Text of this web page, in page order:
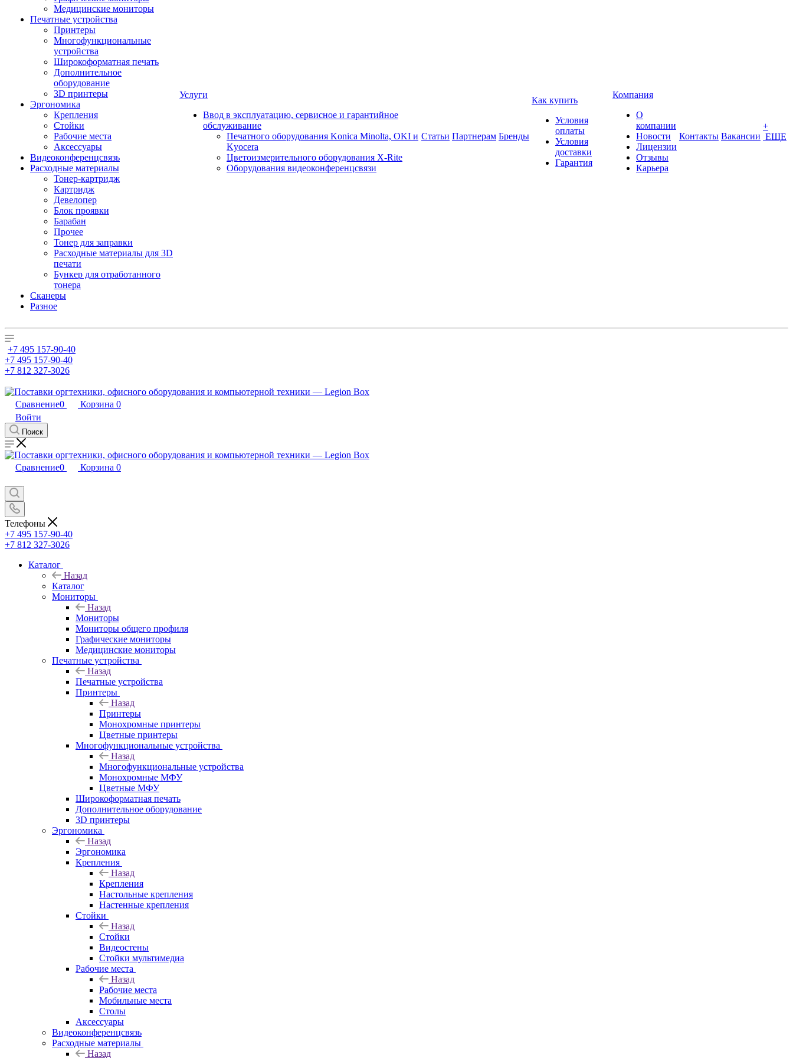
Медицинские мониторы
Печатные устройства
Принтеры
Многофункциональные
устройства
Широкоформатная печать
Дополнительное
оборудование
3D принтеры
Эргономика
Крепления
Стойки
Рабочие места
Аксессуары
Видеоконференцсвязь
Расходные материалы
Тонер-картридж
Картридж
Девелопер
Блок проявки
Барабан
Прочее
Тонер для заправки
Расходные материалы для 3D
печати
Бункер для отработанного
тонера
Сканеры
Разное
Услуги
Ввод в эксплуатацию, сервисное и гарантийное
обслуживание
Печатного оборудования Konica Minolta, OKI и
Kyocera
Цветоизмерительного оборудования X-Rite
Оборудования видеоконференцсвязи
Статьи Партнерам Бренды
Как купить
Условия
оплаты
Условия
доставки
Гарантия
Компания
О
компании
Новости
Лицензии
Отзывы
Карьера
Контакты Вакансии
+
ЕЩЕ
+7 495 157-90-40
+7 495 157-90-40
+7 812 327-3026
Сравнение0 Корзина 0
Войти
Поиск
Сравнение0 Корзина 0
Телефоны
+7 495 157-90-40
+7 812 327-3026
Каталог
Назад
Каталог
Мониторы
Назад
Мониторы
Мониторы общего профиля
Графические мониторы
Медицинские мониторы
Печатные устройства
Назад
Печатные устройства
Принтеры
Назад
Принтеры
Моноxромныe принтеры
Цвeтныe принтеры
Многофункциональные устройства
Назад
Многофункциональные устройства
Монохромные МФУ
Цветные МФУ
Широкоформатная печать
Дополнительное оборудование
3D принтеры
Эргономика
Назад
Эргономика
Крепления
Назад
Крепления
Настольные крепления
Настенные крепления
Стойки
Назад
Стойки
Видеостены
Стойки мультимедиа
Рабочие места
Назад
Рабочие места
Мобильные места
Столы
Аксессуары
Видеоконференцсвязь
Расходные материалы
Назад